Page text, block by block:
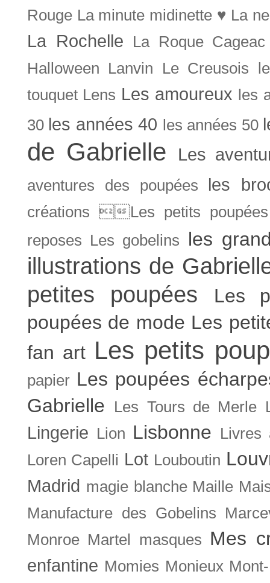
Rouge La minute midinette ♥ La
La Rochelle
La Roque Cageac
Halloween
Lanvin Le Creusois
touquet Lens Les amoureux les
30 les années 40 les années 50
de Gabrielle Les
aventures des poupées les
créations Les petits
reposes Les gobelins les
illustrations de
petites poupées
Les
poupées de mode Les
fan art Les petits
papier Les poupées
Gabrielle
Les Tours de Merle
Lingerie Lion Lisbonne
Livres
Loren Capelli Lot Louboutin
Madrid magie blanche Maille
Manufacture des Gobelins
Monroe Martel masques Mes
enfantine Momies Monieux